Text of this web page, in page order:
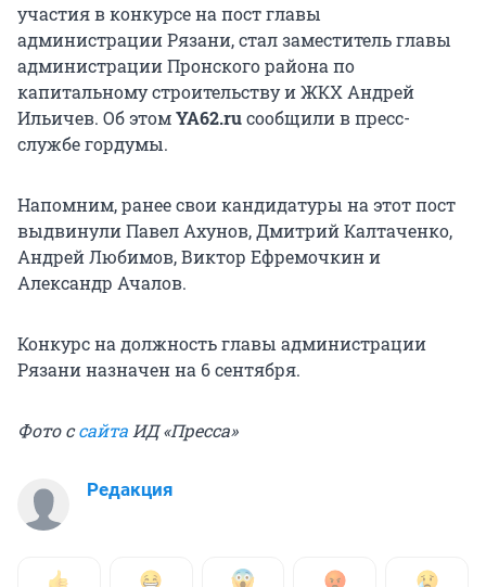
участия в конкурсе на пост главы
администрации Рязани, стал заместитель главы
администрации Пронского района по
капитальному строительству и ЖКХ Андрей
Ильичев. Об этомYA62.ruсообщили в пресс-
службе гордумы.
Напомним, ранее свои кандидатуры на этот пост
выдвинули Павел Ахунов, Дмитрий Калтаченко,
Андрей Любимов, Виктор Ефремочкин и
Александр Ачалов.
Конкурс на должность главы администрации
Рязани назначен на 6 сентября.
Фото ссайта ИД «Пресса»
Редакция